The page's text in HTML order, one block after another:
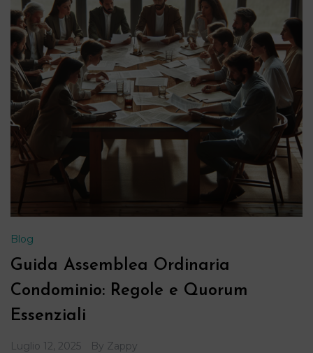
Blog
Guida Assemblea Ordinaria
Condominio: Regole e Quorum
Essenziali
Luglio 12, 2025 By Zappy